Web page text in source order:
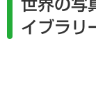
世界の写
イブラリ